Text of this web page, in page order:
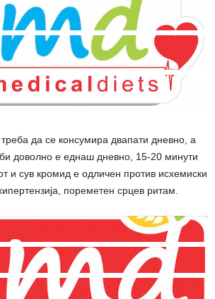
треба да се конcyмира двапати дневно, а
доволно е еднаш дневно, 15-20 минути
и сув кромид е одличен против исхемиски
пореметен срцев ритам.